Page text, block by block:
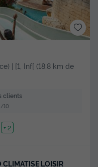
| [1, Inf[ (18,8 km de
clients
/10
+ 2
LOISIR